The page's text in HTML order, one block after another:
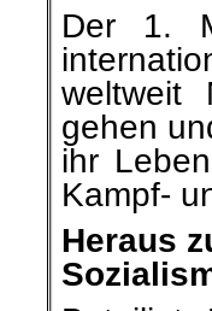
Der 1.
weltweit
gehen
ihr
Kampf-
Heraus